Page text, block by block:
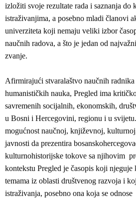
izložiti svoje rezultate rada i saznanja do
istraživanjima, a posebno mladi članovi
univerziteta koji nemaju veliki izbor
naučnih radova, a što je jedan od
zvanje.
Afirmirajući stvaralaštvo naučnih
humanističkih nauka, Pregled ima
savremenih socijalnih, ekonomskih,
u Bosni i Hercegovini, regionu i u
mogućnost naučnoj, književnoj,
javnosti da prezentira
kulturnohistorijske tokove sa njihovim
kontekstu Pregled je časopis koji
temama iz oblasti društvenog razvoja i
istraživanja, posebno ona koja se